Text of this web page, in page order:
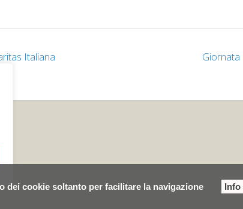
dei cookie soltanto per facilitare la navigazione Info
Italiana Giornata